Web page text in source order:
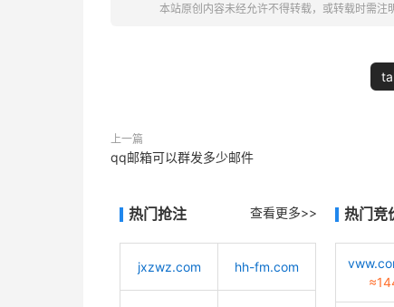
本站原创内容未经允许不得转载，或转载时需注
上一篇
qq邮箱可以群发多少邮件
热门抢注 查看更多>>
jxzwz.com hh-fm.com
热门竞